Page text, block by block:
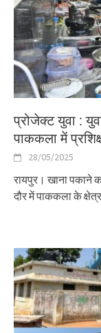
प्रोजेक्ट युवा :
पाककला में
28/05/2025
रायपुर। खाना पकाने
दौर में पाककला के